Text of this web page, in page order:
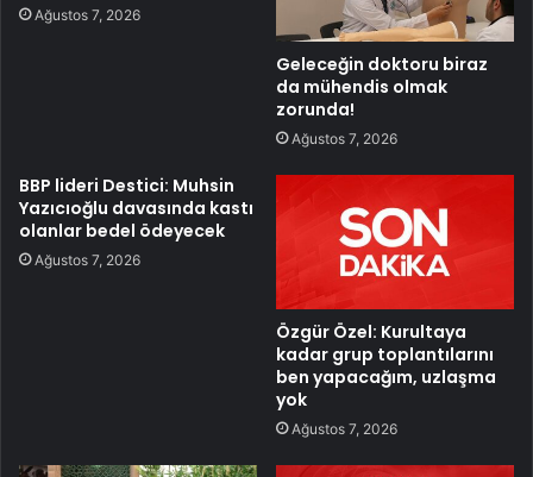
Ağustos 7, 2026
Geleceğin doktoru biraz
da mühendis olmak
zorunda!
Ağustos 7, 2026
BBP lideri Destici: Muhsin
Yazıcıoğlu davasında kastı
olanlar bedel ödeyecek
Ağustos 7, 2026
Özgür Özel: Kurultaya
kadar grup toplantılarını
ben yapacağım, uzlaşma
yok
Ağustos 7, 2026